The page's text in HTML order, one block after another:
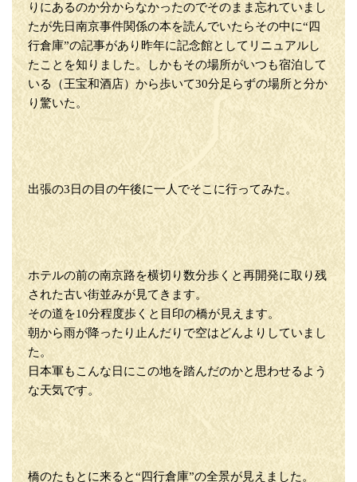
りにあるのか分からなかったのでそのまま忘れていまし
たが先日南京事件関係の本を読んでいたらその中に“四
行倉庫”の記事があり昨年に記念館としてリニュアルし
たことを知りました。しかもその場所がいつも宿泊して
いる（王宝和酒店）から歩いて30分足らずの場所と分か
り驚いた。
出張の3日の目の午後に一人でそこに行ってみた。
ホテルの前の南京路を横切り数分歩くと再開発に取り残
された古い街並みが見てきます。
その道を10分程度歩くと目印の橋が見えます。
朝から雨が降ったり止んだりで空はどんよりしていまし
た。
日本軍もこんな日にこの地を踏んだのかと思わせるよう
な天気です。
橋のたもとに来ると“四行倉庫”の全景が見えました。